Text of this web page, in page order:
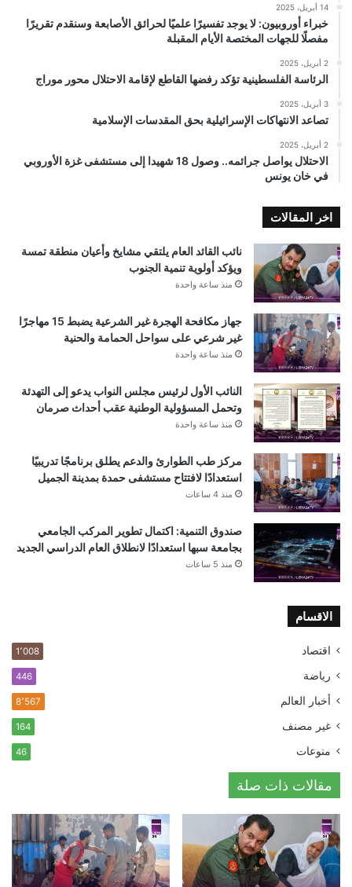
14 أبريل، 2025
خبراء أوروبيون: لا يوجد تفسيرًا علميًا لحرائق الأصابعة وسنقدم تقريرًا
مفصلًا للجهات المختصة الأيام المقبلة
2 أبريل، 2025
الرئاسة الفلسطينية تؤكد رفضها القاطع لإقامة الاحتلال محور موراج
3 أبريل، 2025
تصاعد الانتهاكات الإسرائيلية بحق المقدسات الإسلامية
2 أبريل، 2025
الاحتلال يواصل جرائمه.. وصول 18 شهيدا إلى مستشفى غزة الأوروبي
في خان يونس
اخر المقالات
نائب القائد العام يلتقي مشايخ وأعيان منطقة تمسة
ويؤكد أولوية تنمية الجنوب
منذ ساعة واحدة
جهاز مكافحة الهجرة غير الشرعية يضبط 15 مهاجرًا
غير شرعي على سواحل الحمامة والحنية
منذ ساعة واحدة
النائب الأول لرئيس مجلس النواب يدعو إلى التهدئة
وتحمل المسؤولية الوطنية عقب أحداث صرمان
منذ ساعة واحدة
مركز طب الطوارئ والدعم يطلق برنامجًا تدريبيًا
استعدادًا لافتتاح مستشفى حمدة بمدينة الجميل
منذ 4 ساعات
صندوق التنمية: اكتمال تطوير المركب الجامعي
بجامعة سبها استعدادًا لانطلاق العام الدراسي الجديد
منذ 5 ساعات
الاقسام
اقتصاد 1٬008
رياضة 446
أخبار العالم 8٬567
غير مصنف 164
منوعات 46
مقالات ذات صلة